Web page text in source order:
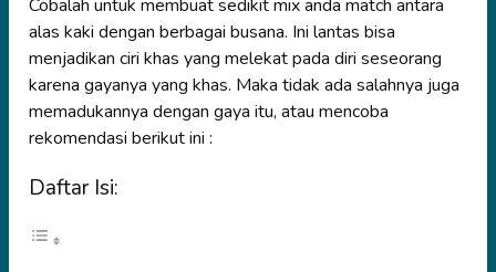
Cobalah untuk membuat sedikit mix anda match antara
alas kaki dengan berbagai busana. Ini lantas bisa
menjadikan ciri khas yang melekat pada diri seseorang
karena gayanya yang khas. Maka tidak ada salahnya juga
memadukannya dengan gaya itu, atau mencoba
rekomendasi berikut ini :
Daftar Isi: